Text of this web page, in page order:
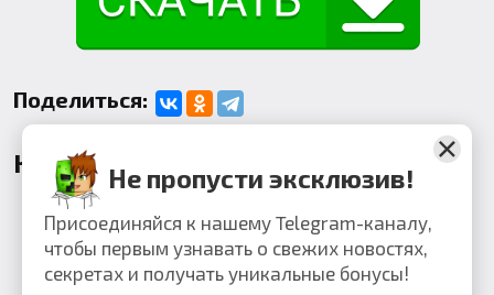
Поделиться:
Комментарии
Не пропусти эксклюзив!
Присоединяйся к нашему Telegram-каналу,
чтобы первым узнавать о свежих новостях,
секретах и получать уникальные бонусы!